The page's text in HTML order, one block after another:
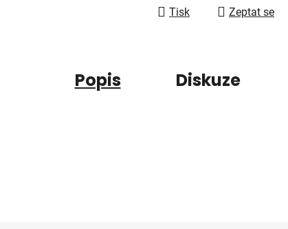
Tisk
Zeptat se
Popis Diskuze